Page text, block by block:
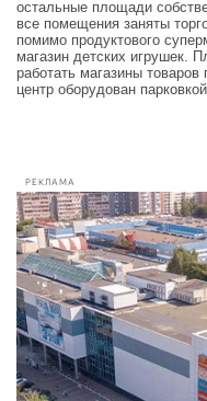
остальные площади
все помещения заняты
помимо продуктового
магазин детских игрушек.
работать магазины
центр оборудован
РЕКЛАМА